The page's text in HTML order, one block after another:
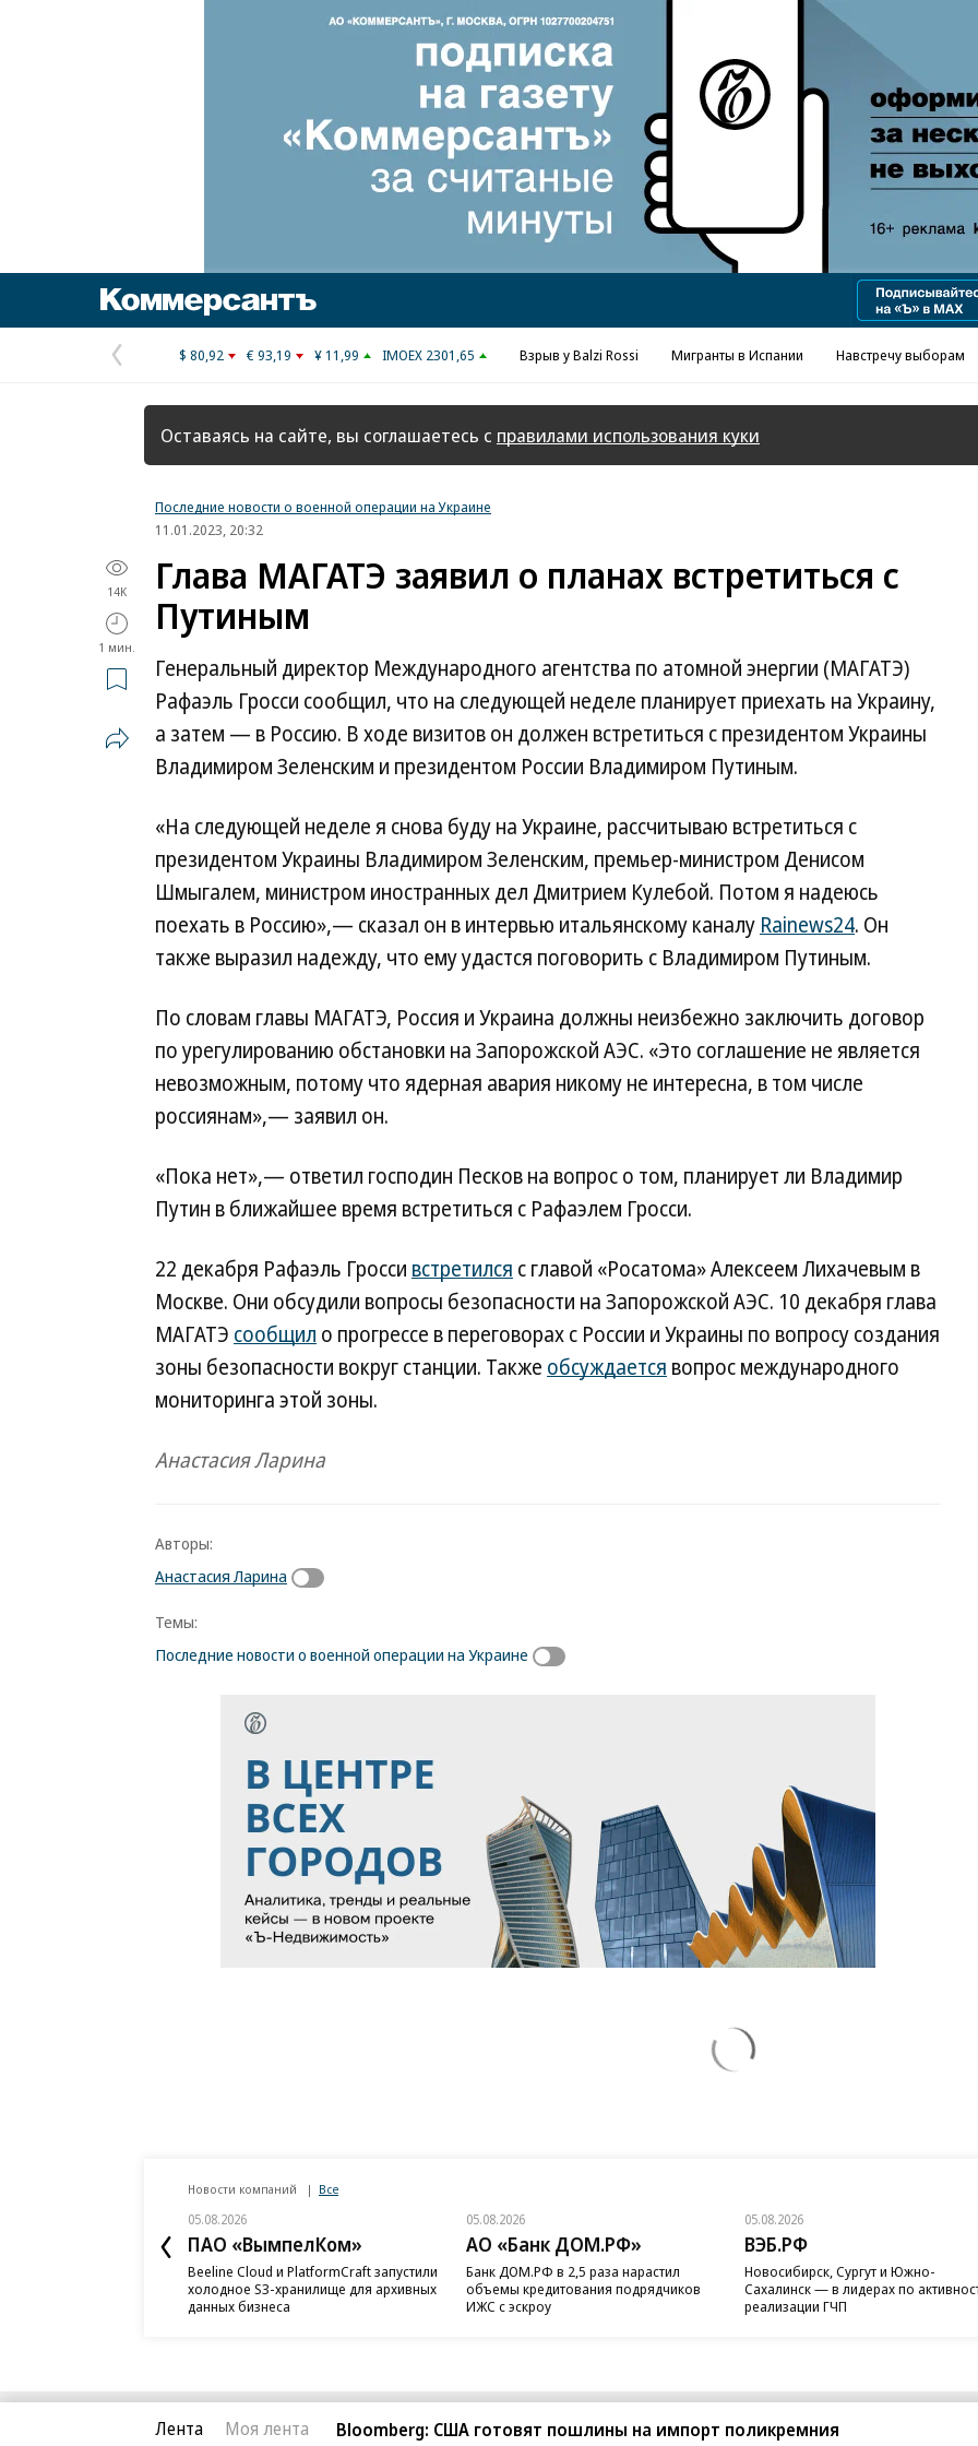
Реклама в «Ъ» www.kommersant.ru/ad
Предыдущая
страница
$ 80,92 € 93,19 ¥ 11,99 IMOEX 2301,65 Взрыв у Balzi Rossi Мигранты в Испании Навстречу выборам
Оставаясь на сайте, вы соглашаетесь с правилами использования куки
Последние новости о военной операции на Украине
11.01.2023, 20:32
14K
1 мин.
Глава МАГАТЭ заявил о планах встретиться с
Путиным
Генеральный директор Международного агентства по атомной энергии (МАГАТЭ)
Рафаэль Гросси сообщил, что на следующей неделе планирует приехать на Украину,
а затем — в Россию. В ходе визитов он должен встретиться с президентом Украины
Владимиром Зеленским и президентом России Владимиром Путиным.
«На следующей неделе я снова буду на Украине, рассчитываю встретиться с
президентом Украины Владимиром Зеленским, премьер-министром Денисом
Шмыгалем, министром иностранных дел Дмитрием Кулебой. Потом я надеюсь
поехать в Россию»,— сказал он в интервью итальянскому каналу Rainews24. Он
также выразил надежду, что ему удастся поговорить с Владимиром Путиным.
По словам главы МАГАТЭ, Россия и Украина должны неизбежно заключить договор
по урегулированию обстановки на Запорожской АЭС. «Это соглашение не является
невозможным, потому что ядерная авария никому не интересна, в том числе
россиянам»,— заявил он.
«Пока нет»,— ответил господин Песков на вопрос о том, планирует ли Владимир
Путин в ближайшее время встретиться с Рафаэлем Гросси.
22 декабря Рафаэль Гросси встретился с главой «Росатома» Алексеем Лихачевым в
Москве. Они обсудили вопросы безопасности на Запорожской АЭС. 10 декабря глава
МАГАТЭ сообщил о прогрессе в переговорах с России и Украины по вопросу создания
зоны безопасности вокруг станции. Также обсуждается вопрос международного
мониторинга этой зоны.
Анастасия Ларина
Авторы:
Анастасия Ларина
Темы:
Последние новости о военной операции на Украине
Новости компаний Все
05.08.2026
ПАО «ВымпелКом»
Beeline Cloud и PlatformCraft запустили
холодное S3-хранилище для архивных
данных бизнеса
05.08.2026
АО «Банк ДОМ.РФ»
Банк ДОМ.РФ в 2,5 раза нарастил
объемы кредитования подрядчиков
ИЖС с эскроу
05.08.2026
ВЭБ.РФ
Новосибирск, Сургут и Южно-
Сахалинск — в лидерах по
реализации ГЧП
Лента Моя лента Bloomberg: США готовят пошлины на импорт поликремния
Благотворительный фонд О «Коммерсанте» Реклама Обратная связь